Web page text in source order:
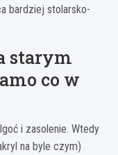
bardziej stolarsko-
starym
co w
i zasolenie. Wtedy
na byle czym)